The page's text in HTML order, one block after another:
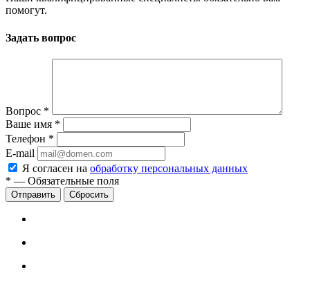
помогут.
Задать вопрос
Вопрос *
Ваше имя *
Телефон *
E-mail
Я согласен на обработку персональных данных
* — Обязательные поля
Сбросить